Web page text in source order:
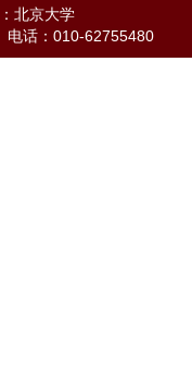
北京大学
电话：010-62755480